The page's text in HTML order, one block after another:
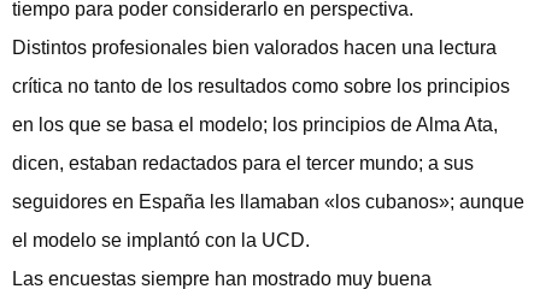
tiempo para poder considerarlo en perspectiva.
Distintos profesionales bien valorados hacen una lectura
crítica no tanto de los resultados como sobre los principios
en los que se basa el modelo; los principios de Alma Ata,
dicen, estaban redactados para el tercer mundo; a sus
seguidores en España les llamaban «los cubanos»; aunque
el modelo se implantó con la UCD.
Las encuestas siempre han mostrado muy buena